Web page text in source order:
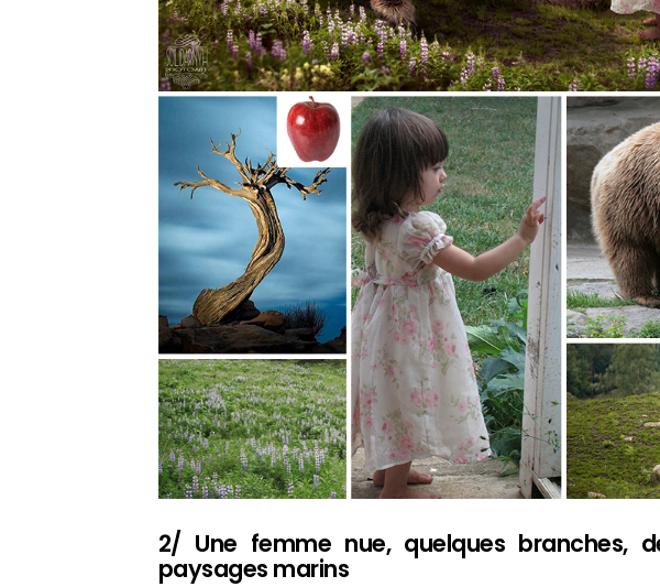
2/ Une femme nue, quelques branches,
paysages marins